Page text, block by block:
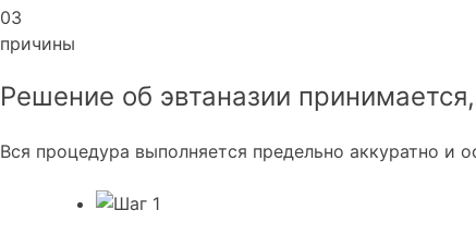
03
причины
Решение об эвтаназии
Вся процедура выполняется предельно аккуратно и